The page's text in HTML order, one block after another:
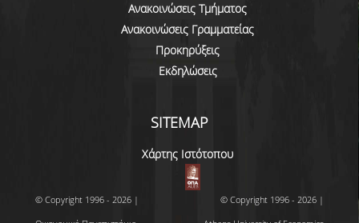
ΔΙΑΣΦΑΛΙΣΗ ΠΟΙΟΤΗΤΑΣ
ΠΟΛΙΤΙΚΗ ΠΟΙΟΤΗΤΑΣ
ΠΙΣΤΟΠΟΙΗΣΗ
ΑΞΙΟΛΟΓΗΣΗ
Ανακοινώσεις Τμήματος
Ανακοινώσεις Γραμματείας
Προκηρύξεις
Εκδηλώσεις
SITEMAP
Χάρτης Ιστότοπου
© Copyright 1996 - 2026 |
© Copyright 1996 - 2026 |